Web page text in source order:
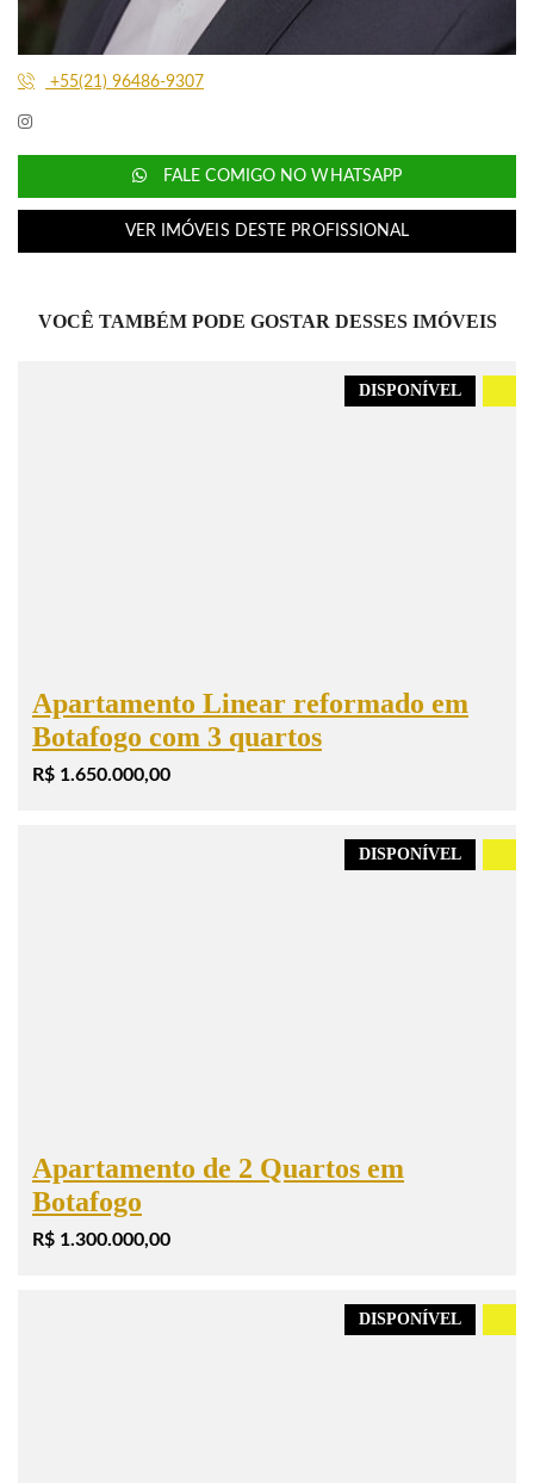
+55(21) 96486-9307
FALE COMIGO NO WHATSAPP
VER IMÓVEIS DESTE PROFISSIONAL
VOCÊ TAMBÉM PODE GOSTAR DESSES IMÓVEIS
DISPONÍVEL
Apartamento Linear reformado em
Botafogo com 3 quartos
R$ 1.650.000,00
DISPONÍVEL
Apartamento de 2 Quartos em
Botafogo
R$ 1.300.000,00
DISPONÍVEL